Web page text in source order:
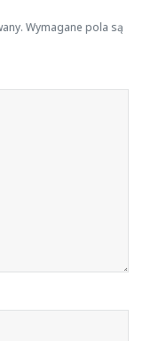
Wymagane pola są